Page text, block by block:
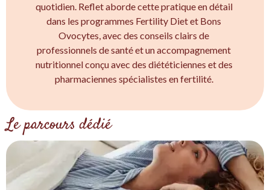
quotidien. Reflet aborde cette pratique en détail
dans les programmes Fertility Diet et Bons
Ovocytes, avec des conseils clairs de
professionnels de santé et un accompagnement
nutritionnel conçu avec des diététiciennes et des
pharmaciennes spécialistes en fertilité.
Le parcours dédié